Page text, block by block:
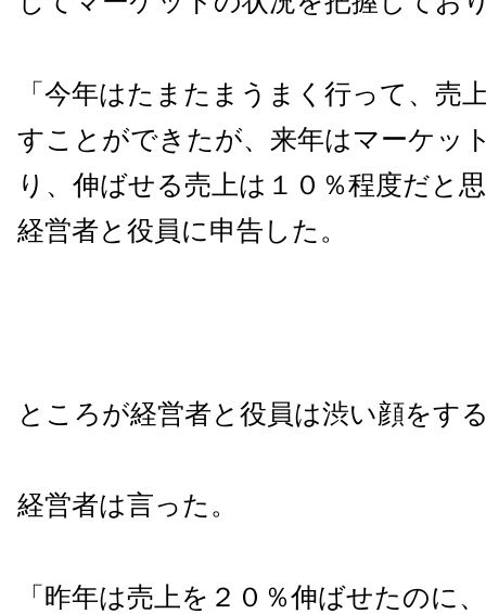
「今年はたまたまうまく行って、売
すことができたが、来年はマーケッ
り、伸ばせる売上は１０％程度だと
経営者と役員に申告した。
ところが経営者と役員は渋い顔をす
経営者は言った。
「昨年は売上を２０％伸ばせたのに